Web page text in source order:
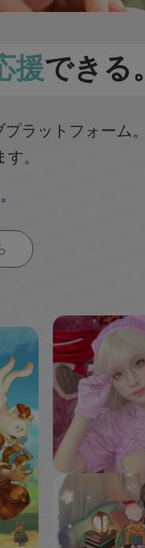
援できる。
ラットフォーム。
。